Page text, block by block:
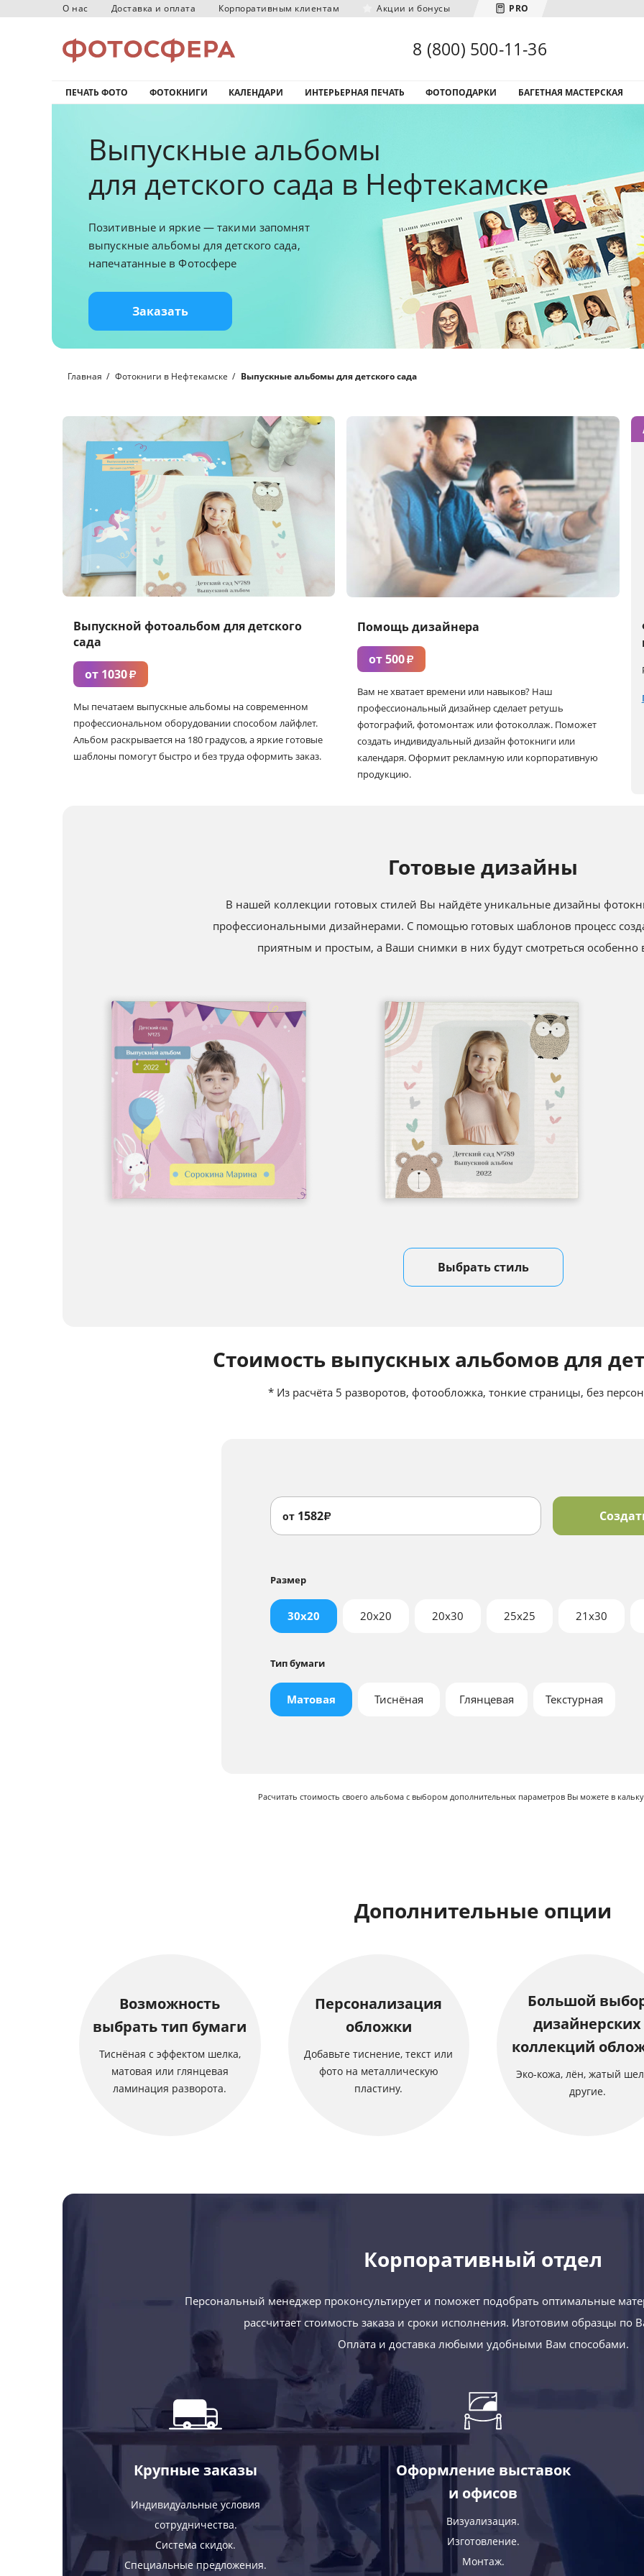
О нас Доставка и оплата Корпоративным клиентам Акции и бонусы PRO
Загрузка городов...
8 (800) 500-11-36
ПЕЧАТЬ ФОТО ФОТОКНИГИ КАЛЕНДАРИ ИНТЕРЬЕРНАЯ ПЕЧАТЬ ФОТОПОДАРКИ БАГЕТНАЯ МАСТЕРСКАЯ
Выпускные альбомы
для детского сада в Нефтекамске
Позитивные и яркие — такими запомнят
выпускные альбомы для детского сада,
напечатанные в Фотосфере
Заказать
Главная Фотокниги в Нефтекамске Выпускные альбомы для детского сада
Выпускной фотоальбом для детского
сада
от 1030₽
Мы печатаем выпускные альбомы на современном
профессиональном оборудовании способом лайфлет.
Альбом раскрывается на 180 градусов, а яркие готовые
шаблоны помогут быстро и без труда оформить заказ.
Помощь дизайнера
от 500₽
Вам не хватает времени или навыков? Наш
профессиональный дизайнер сделает ретушь
фотографий, фотомонтаж или фотоколлаж. Поможет
создать индивидуальный дизайн фотокниги или
календаря. Оформит рекламную или корпоративную
продукцию.
Готовые дизайны
В нашей коллекции готовых стилей Вы найдёте уникальные дизайны
профессиональными дизайнерами. С помощью готовых шаблонов процесс
приятным и простым, а Ваши снимки в них будут смотреться
Выбрать стиль
Стоимость выпускных альбомов для
* Из расчёта 5 разворотов, фотообложка, тонкие страницы, без
от 1582₽
Размер
30x20 20x20 20x30 25x25 21х30
Тип бумаги
Матовая Тиснёная Глянцевая Текстурная
Расчитать стоимость своего альбома с выбором дополнительных параметров Вы можете в
Дополнительные опции
Возможность
выбрать тип бумаги
Тиснёная с эффектом шелка,
матовая или глянцевая
ламинация разворота.
Персонализация
обложки
Добавьте тиснение, текст или
фото на металлическую
пластину.
Большой
дизайнерских
коллекций
Эко-кожа, лён, жатый
другие.
Корпоративный отдел
Персональный менеджер проконсультирует и поможет подобрать оптимальные
рассчитает стоимость заказа и сроки исполнения. Изготовим образцы по
Оплата и доставка любыми удобными Вам способами.
Крупные заказы
Индивидуальные условия
сотрудничества.
Система скидок.
Специальные предложения.
Оформление выставок
и офисов
Визуализация.
Изготовление.
Монтаж.